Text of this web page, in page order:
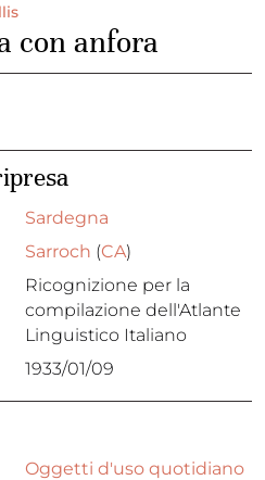
con anfora
Sardegna
Sarroch (CA)
Ricognizione per la
compilazione dell'Atlante
Linguistico Italiano
1933/01/09
Oggetti d'uso quotidiano